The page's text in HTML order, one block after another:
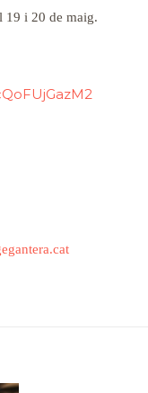
19 i 20 de maig.